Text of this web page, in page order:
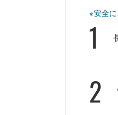
※安全
1
2